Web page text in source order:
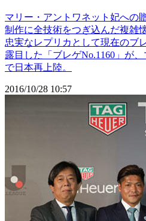
マリー・アントワネット妃への
制作に全技術をつぎ込んだ複雑
忠実なレプリカとして現在のブ
露目した「ブレゲNo.1160」が
で日本再上陸。
2016/10/28 10:57